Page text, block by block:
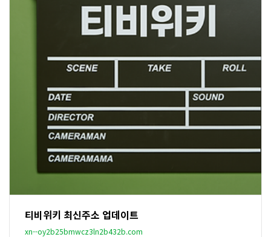
티비위키 최신주소 업데이트
xn--oy2b25bmwcz3ln2b432b.com